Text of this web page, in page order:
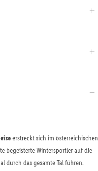
erstreckt sich im österreichischen
begeisterte Wintersportler auf die
durch das gesamte Tal führen.